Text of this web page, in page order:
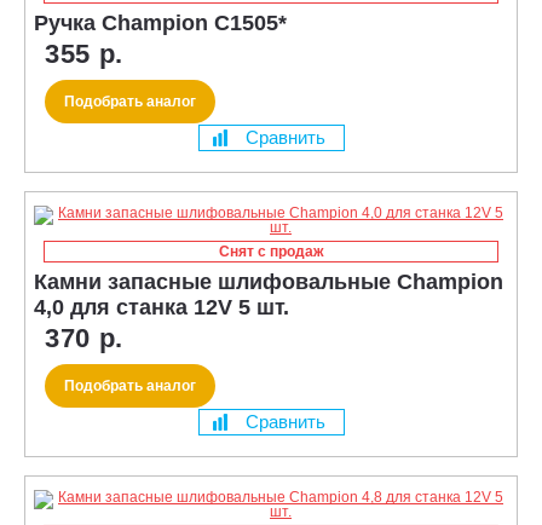
Ручка Champion C1505*
355 р.
Подобрать аналог
Сравнить
Снят с продаж
Камни запасные шлифовальные Champion
4,0 для станка 12V 5 шт.
370 р.
Подобрать аналог
Сравнить